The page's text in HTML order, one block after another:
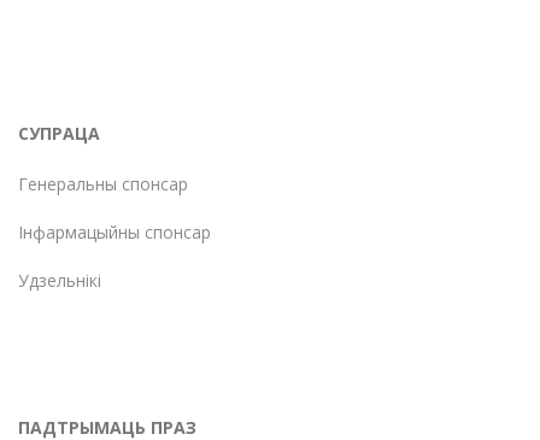
СУПРАЦА
Генеральны спонсар
Інфармацыйны спонсар
Удзельнікі
ПАДТРЫМАЦЬ ПРАЗ